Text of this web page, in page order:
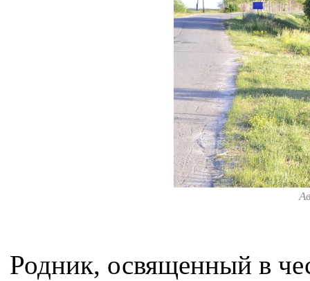
Родник, освященный в